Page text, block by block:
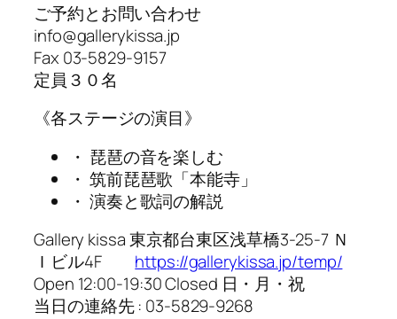
ご予約とお問い合わせ
info@gallerykissa.jp
Fax 03-5829-9157
定員３０名
《各ステージの演目》
・ 琵琶の音を楽しむ
・ 筑前琵琶歌「本能寺」
・ 演奏と歌詞の解説
Gallery kissa 東京都台東区浅草橋3-25-7 Ｎ
Ｉビル4F https://gallerykissa.jp/temp/
Open 12:00-19:30 Closed 日・月・祝
当日の連絡先 : 03-5829-9268